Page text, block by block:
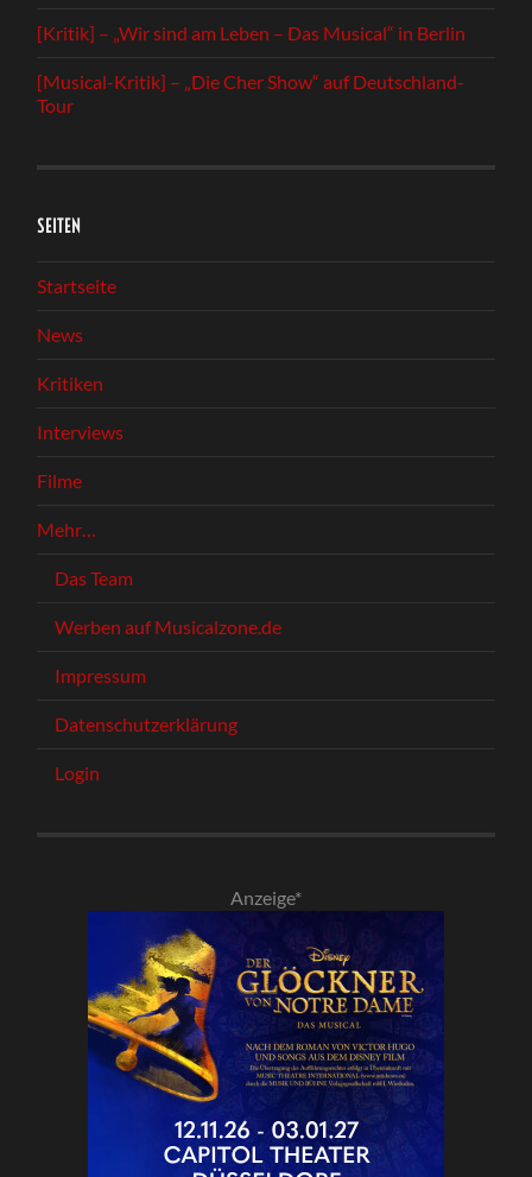
[Kritik] – „Wir sind am Leben – Das Musical“ in Berlin
[Musical-Kritik] – „Die Cher Show“ auf Deutschland-
Tour
SEITEN
Startseite
News
Kritiken
Interviews
Filme
Mehr…
Das Team
Werben auf Musicalzone.de
Impressum
Datenschutzerklärung
Login
Anzeige*